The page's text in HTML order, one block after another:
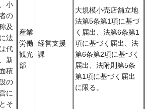
小
の
及
法
代
新
積
の
に
そ
産業
労働
観光
部
経営支援
課
大規模小売店舗立地
法第5条第1項に基づ
く届出、法第6条第1
項に基づく届出、法
第6条第2項に基づく
届出、法附則第5条
第1項に基づく届出
に限る。